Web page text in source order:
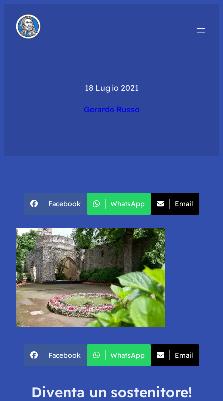
18 Luglio 2021
Gerardo Russo
Facebook WhatsApp Email
Facebook WhatsApp Email
Diventa un sostenitore!